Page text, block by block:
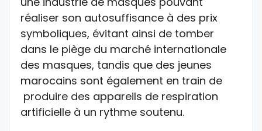
réaliser son autosuffisance à des prix
symboliques, évitant ainsi de tomber
dans le piège du marché internationale
des masques, tandis que des jeunes
marocains sont également en train de
produire des appareils de respiration
artificielle à un rythme soutenu.